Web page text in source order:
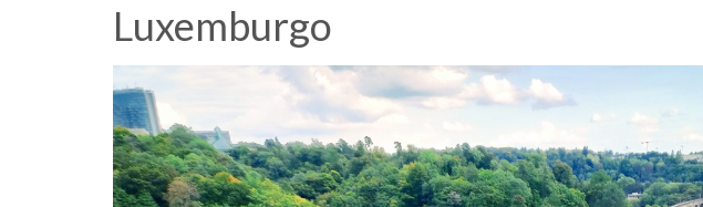
Luxemburgo